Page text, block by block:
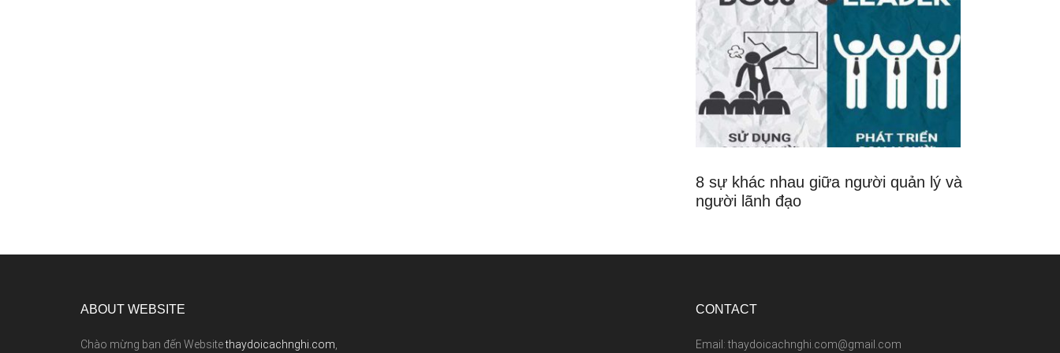
8 sự khác nhau giữa người quản lý và
người lãnh đạo
ABOUT WEBSITE
Chào mừng bạn đến Websitethaydoicachnghi.com
CONTACT
Email: thaydoicachnghi.com@gmail.com